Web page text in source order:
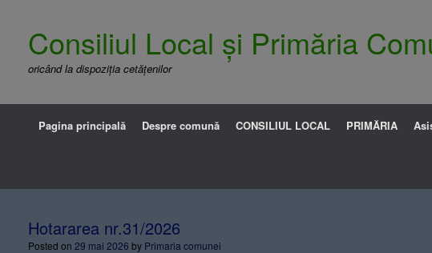
Consiliul Local și Primăria
oricând la dispoziția cetățenilor
Pagina principală Despre comună CONSILIUL LOCAL PRIMĂRIA
Hotararea nr.31/2026
Posted on 29 mai 2026 by Primaria comunei